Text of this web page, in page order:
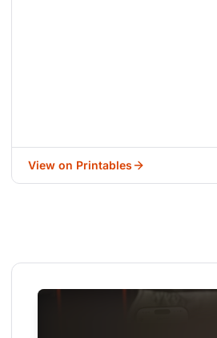
View on Printables